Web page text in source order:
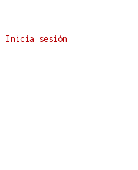
Inicia sesión